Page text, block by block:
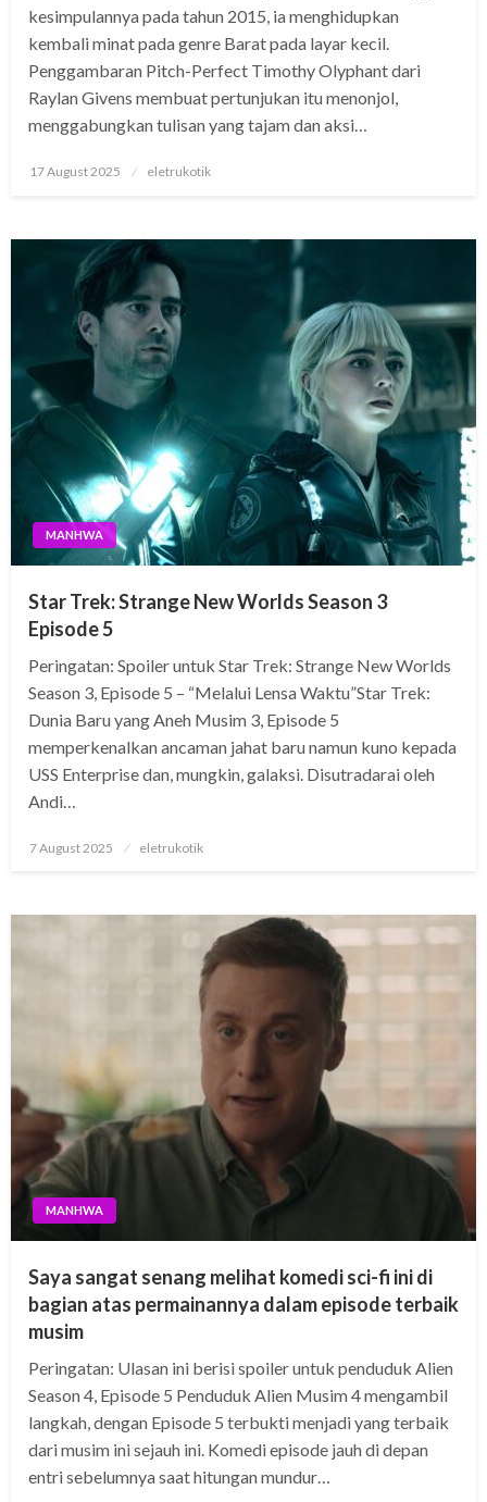
kesimpulannya pada tahun 2015, ia menghidupkan
kembali minat pada genre Barat pada layar kecil.
Penggambaran Pitch-Perfect Timothy Olyphant dari
Raylan Givens membuat pertunjukan itu menonjol,
menggabungkan tulisan yang tajam dan aksi…
Posted
17 August 2025 eletrukotik
MANHWA
Star Trek: Strange New Worlds Season 3
Episode 5
Peringatan: Spoiler untuk Star Trek: Strange New Worlds
Season 3, Episode 5 – “Melalui Lensa Waktu”Star Trek:
Dunia Baru yang Aneh Musim 3, Episode 5
memperkenalkan ancaman jahat baru namun kuno kepada
USS Enterprise dan, mungkin, galaksi. Disutradarai oleh
Andi…
Posted
7 August 2025 eletrukotik
MANHWA
Saya sangat senang melihat komedi sci-fi ini di
bagian atas permainannya dalam episode terbaik
musim
Peringatan: Ulasan ini berisi spoiler untuk penduduk Alien
Season 4, Episode 5 Penduduk Alien Musim 4 mengambil
langkah, dengan Episode 5 terbukti menjadi yang terbaik
dari musim ini sejauh ini. Komedi episode jauh di depan
entri sebelumnya saat hitungan mundur…